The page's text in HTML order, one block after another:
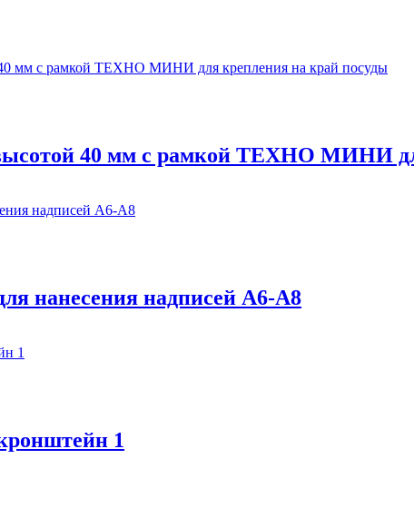
40 мм с рамкой ТЕХНО МИНИ
нанесения надписей А6-А8
1